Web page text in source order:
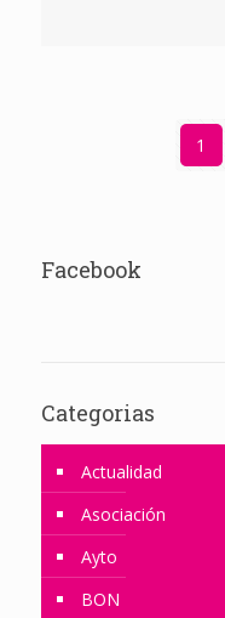
1
Facebook
Categorias
Actualidad
Asociación
Ayto
BON